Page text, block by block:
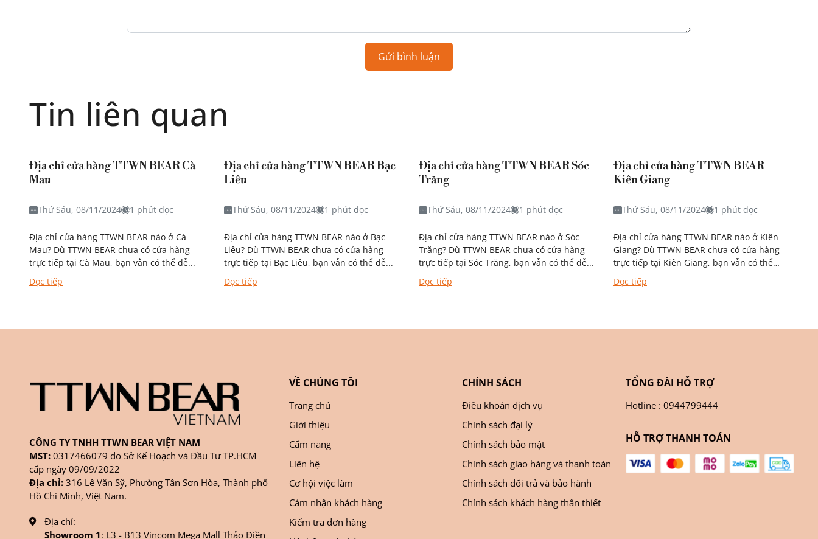
Gửi bình luận
Tin liên quan
Địa chỉ cửa hàng TTWN BEAR Cà
Mau
Thứ Sáu, 08/11/2024 1 phút đọc
Địa chỉ cửa hàng TTWN BEAR nào ở Cà
Mau? Dù TTWN BEAR chưa có cửa hàng
trực tiếp tại Cà Mau, bạn vẫn có thể dễ...
Đọc tiếp
Địa chỉ cửa hàng TTWN BEAR Bạc
Liêu
Thứ Sáu, 08/11/2024 1 phút đọc
Địa chỉ cửa hàng TTWN BEAR nào ở Bạc
Liêu? Dù TTWN BEAR chưa có cửa hàng
trực tiếp tại Bạc Liêu, bạn vẫn có thể dễ...
Đọc tiếp
Địa chỉ cửa hàng TTWN BEAR Sóc
Trăng
Thứ Sáu, 08/11/2024 1 phút đọc
Địa chỉ cửa hàng TTWN BEAR nào ở Sóc
Trăng? Dù TTWN BEAR chưa có cửa hàng
trực tiếp tại Sóc Trăng, bạn vẫn có thể dễ...
Đọc tiếp
Địa chỉ cửa hàng TTWN BEAR
Kiên Giang
Thứ Sáu, 08/11/2024 1 phút đọc
Địa chỉ cửa hàng TTWN BEAR nào ở Kiên
Giang? Dù TTWN BEAR chưa có cửa hàng
trực tiếp tại Kiên Giang, bạn vẫn có thể
Đọc tiếp
CÔNG TY TNHH TTWN BEAR VIỆT NAM
MST: 0317466079 do Sở Kế Hoạch và Đầu Tư TP.HCM
cấp ngày 09/09/2022
Địa chỉ: 316 Lê Văn Sỹ, Phường Tân Sơn Hòa, Thành phố
Hồ Chí Minh, Việt Nam.
Địa chỉ:
Showroom 1: L3 - B13 Vincom Mega Mall Thảo Điền
VỀ CHÚNG TÔI
Trang chủ
Giới thiệu
Cẩm nang
Liên hệ
Cơ hội việc làm
Cảm nhận khách hàng
Kiểm tra đơn hàng
CHÍNH SÁCH
Điều khoản dịch vụ
Chính sách đại lý
Chính sách bảo mật
Chính sách giao hàng và thanh toán
Chính sách đổi trả và bảo hành
Chính sách khách hàng thân thiết
TỔNG ĐÀI HỖ TRỢ
Hotline : 0944799444
HỖ TRỢ THANH TOÁN